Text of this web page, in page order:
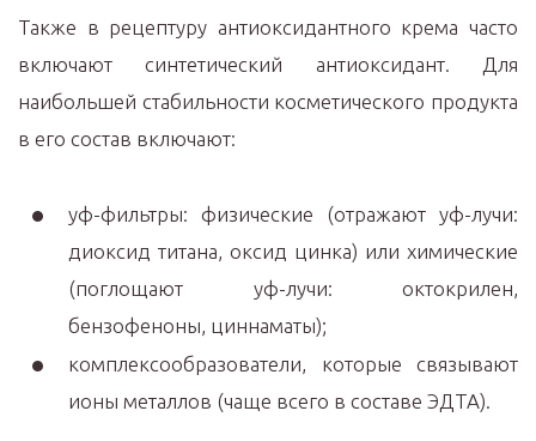
Также в рецептуру антиоксидантного крема часто
включают синтетический антиоксидант. Для
наибольшей стабильности косметического продукта
в его состав включают:
уф-фильтры: физические (отражают уф-лучи:
диоксид титана, оксид цинка) или химические
(поглощают уф-лучи: октокрилен,
бензофеноны, циннаматы);
комплексообразователи, которые связывают
ионы металлов (чаще всего в составе ЭДТА).